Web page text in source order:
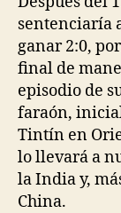
sentenciaría
ganar 2:0,
final de
episodio de
faraón,
Tintín en
lo llevará a
la India y,
China.